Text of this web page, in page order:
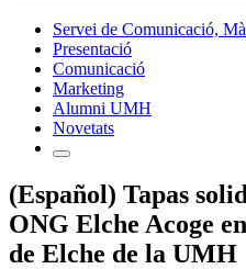
Servei de Comunicació,
Presentació
Comunicació
Marketing
Alumni UMH
Novetats
(Español) Tapas
ONG Elche Acoge
de Elche de la UMH